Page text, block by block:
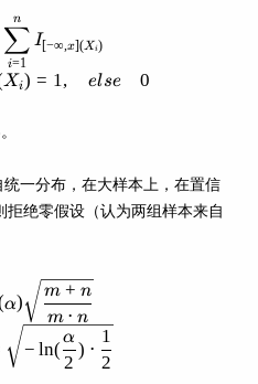
F_n(x) = \frac{1}{n}
i=1
∑
n
I[−∞ x](Xi)
Xi) = 1, else 0
统一分布，在大样本上，在置信
绝零假设（认为两组样本来自
D_{m,n} > c(\alpha)
α)
m ⋅ n
m + n
− ln(
2
α
) ⋅
2
1